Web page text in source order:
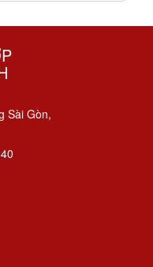
Sài Gòn,